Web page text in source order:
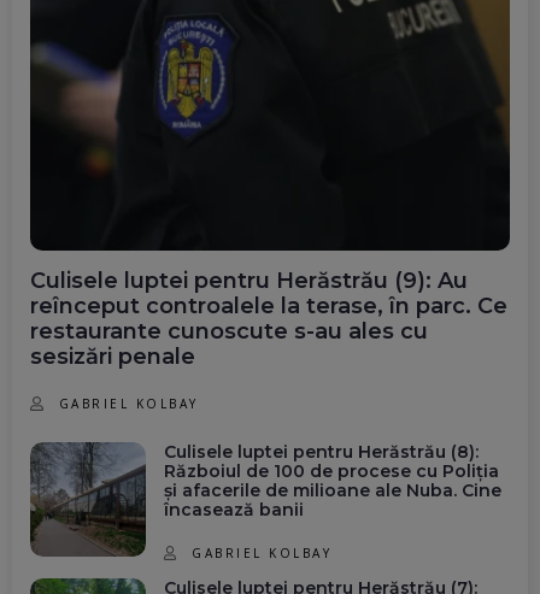
Culisele luptei pentru Herăstrău (9): Au
reînceput controalele la terase, în parc. Ce
restaurante cunoscute s-au ales cu
sesizări penale
GABRIEL KOLBAY
Culisele luptei pentru Herăstrău (8):
Războiul de 100 de procese cu Poliția
și afacerile de milioane ale Nuba. Cine
încasează banii
GABRIEL KOLBAY
Culisele luptei pentru Herăstrău (7):